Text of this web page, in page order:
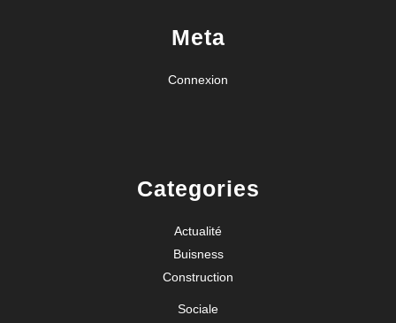
Meta
Connexion
Categories
Actualité
Buisness
Construction
Sociale